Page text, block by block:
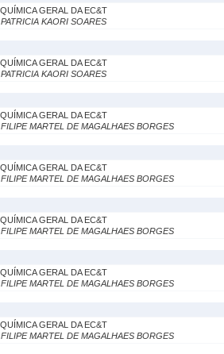
GERAL DA EC&T
KAORI SOARES
GERAL DA EC&T
KAORI SOARES
GERAL DA EC&T
MARTEL DE MAGALHAES BORGES
GERAL DA EC&T
MARTEL DE MAGALHAES BORGES
GERAL DA EC&T
MARTEL DE MAGALHAES BORGES
GERAL DA EC&T
MARTEL DE MAGALHAES BORGES
GERAL DA EC&T
MARTEL DE MAGALHAES BORGES